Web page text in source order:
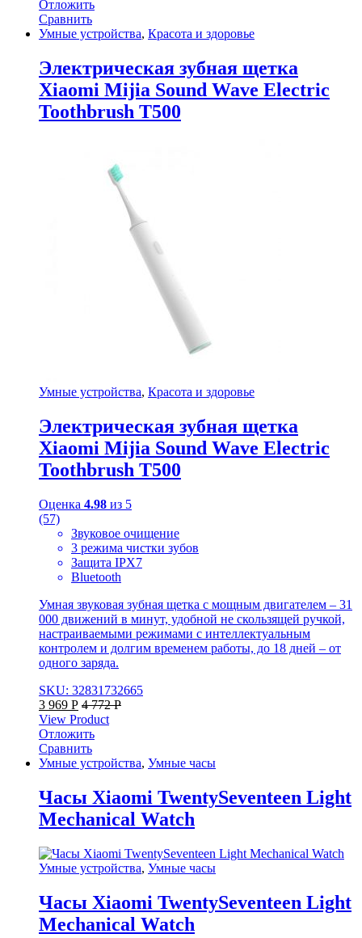
Отложить
Сравнить
Умные устройства, Красота и здоровье
Электрическая зубная щетка
Xiaomi Mijia Sound Wave Electric
Toothbrush T500
Умные устройства, Красота и здоровье
Электрическая зубная щетка
Xiaomi Mijia Sound Wave Electric
Toothbrush T500
Оценка 4.98 из 5
(57)
Звуковое очищение
3 режима чистки зубов
Защита IPX7
Bluetooth
Умная звуковая зубная щетка с мощным двигателем – 31
000 движений в минут, удобной не скользящей ручкой,
настраиваемыми режимами с интеллектуальным
контролем и долгим временем работы, до 18 дней – от
одного заряда.
SKU: 32831732665
3 969 Р 4 772Р
View Product
Отложить
Сравнить
Умные устройства, Умные часы
Часы Xiaomi TwentySeventeen Light
Mechanical Watch
Умные устройства, Умные часы
Часы Xiaomi TwentySeventeen Light
Mechanical Watch